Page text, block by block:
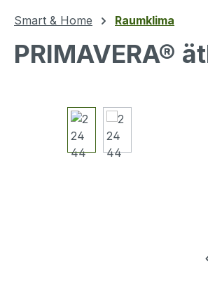
Smart & Home Raumklima
PRIMAVERA®
Bildergalerie überspringen